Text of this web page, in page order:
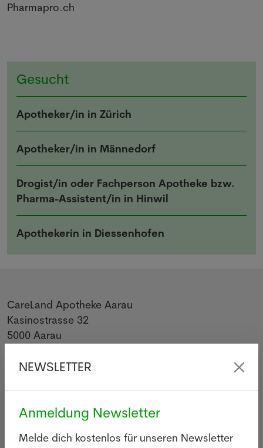
Pharmapro.ch
Gesucht
Apotheker/in in Zürich
Apotheker/in in Männedorf
Drogist/in oder Fachperson Apotheke bzw.
Pharma-Assistent/in in Hinwil
Apothekerin in Diessenhofen
CareLand Apotheke Aarau
Kasinostrasse 32
5000 Aarau
https://www.careland.ch
NEWSLETTER
Anmeldung Newsletter
Melde dich kostenlos für unseren Newsletter